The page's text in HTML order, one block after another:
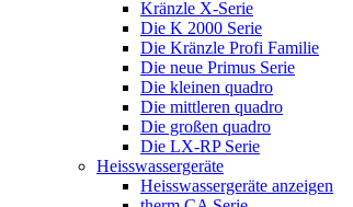
Kränzle X-Serie
Die K 2000 Serie
Die Kränzle Profi Familie
Die neue Primus Serie
Die kleinen quadro
Die mittleren quadro
Die großen quadro
Die LX-RP Serie
Heisswassergeräte
Heisswassergeräte anzeigen